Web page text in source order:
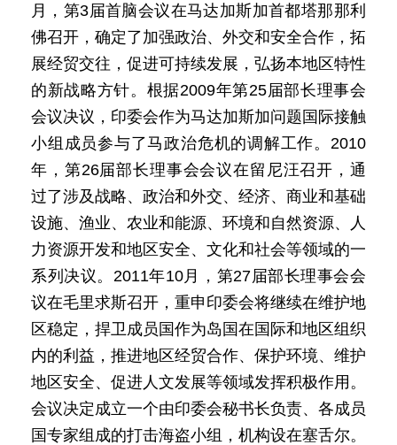
月，第3届首脑会议在马达加斯加首都塔那那利
佛召开，确定了加强政治、外交和安全合作，拓
展经贸交往，促进可持续发展，弘扬本地区特性
的新战略方针。根据2009年第25届部长理事会
会议决议，印委会作为马达加斯加问题国际接触
小组成员参与了马政治危机的调解工作。2010
年，第26届部长理事会会议在留尼汪召开，通
过了涉及战略、政治和外交、经济、商业和基础
设施、渔业、农业和能源、环境和自然资源、人
力资源开发和地区安全、文化和社会等领域的一
系列决议。2011年10月，第27届部长理事会会
议在毛里求斯召开，重申印委会将继续在维护地
区稳定，捍卫成员国作为岛国在国际和地区组织
内的利益，推进地区经贸合作、保护环境、维护
地区安全、促进人文发展等领域发挥积极作用。
会议决定成立一个由印委会秘书长负责、各成员
国专家组成的打击海盗小组，机构设在塞舌尔。